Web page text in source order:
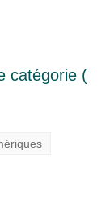
catégorie (